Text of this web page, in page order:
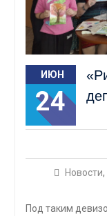
ИЮН
24
Новости,
Под таким